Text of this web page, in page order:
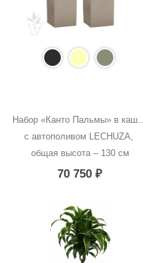
Набор «Канто Пальмы» в кашпо
с автополивом LECHUZA,
общая высота – 130 см
70 750₽